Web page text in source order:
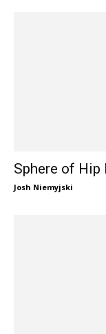
Sphere of Hip
Josh Niemyjski